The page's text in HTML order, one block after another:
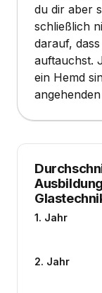
du dir aber
schließlich
darauf,
auftauchst.
ein Hemd
1. Jahr
2. Jahr